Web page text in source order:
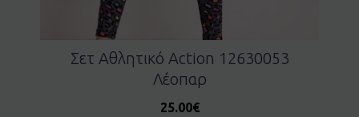
Σετ Αθλητικό Action 12630053
Λέοπαρ
25.00€